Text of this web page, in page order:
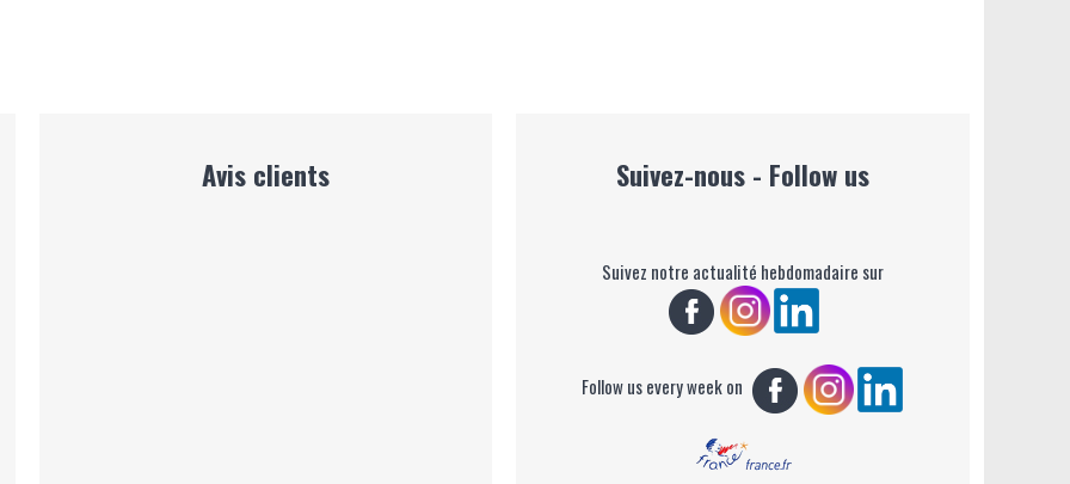
Avis clients Suivez-nous - Follow us
Suivez notre actualité hebdomadaire sur
Follow us every week on